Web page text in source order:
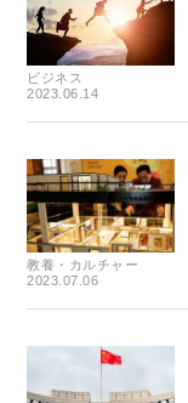
ビジネス
2023.06.14
教養・カルチャー
2023.07.06